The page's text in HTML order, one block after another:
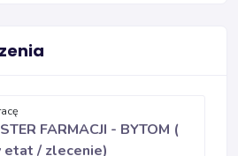
FARMACJI - BYTOM (
etat / zlecenie)